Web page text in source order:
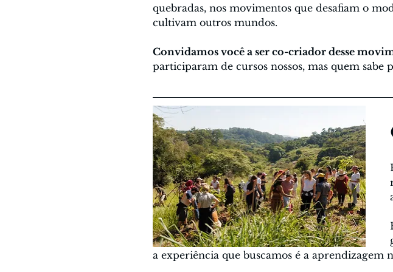
quebradas, nos movimentos que desafiam o
cultivam outros mundos.
Convidamos você a ser co-criador desse
participaram de cursos nossos, mas quem sabe
a experiência que buscamos é a